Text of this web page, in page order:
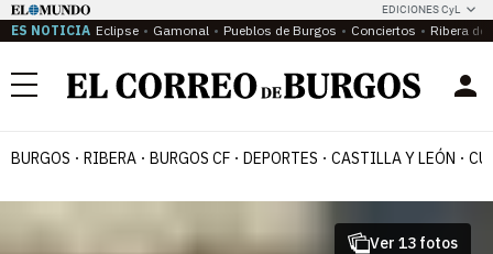
EDICIONES CyL
ES NOTICIA Eclipse Gamonal Pueblos de Burgos Conciertos Ribera del
Menú
BURGOS RIBERA BURGOS CF DEPORTES CASTILLA Y LEÓN
Ver 13 fotos